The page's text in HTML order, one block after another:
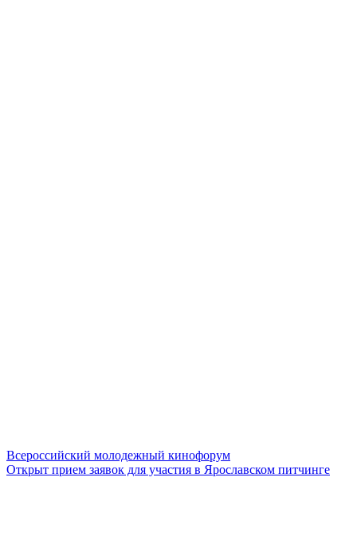
Всероссийский молодежный кинофорум
Открыт прием заявок для участия в Ярославском питчинге